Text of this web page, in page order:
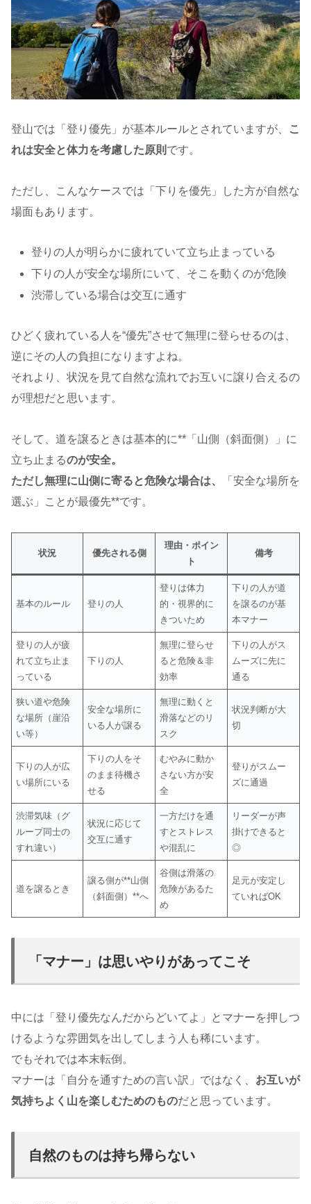
登山では「登り優先」が基本ルールとされていますが、
こ
れは安全と体力を考慮した原則 です。
ただし、こんなケースでは「下りを優先」した方が自然な
場面もあります。
登りの人が明らかに疲れていて立ち止まっている
下りの人が安全な場所にいて、そこを動くのが危険
渋滞している場合は交互に通す
ひどく疲れている人を“優先”させて無理に登らせるのは、
逆にその人の負担になりますよね。
それより、状況を見て自然な流れでお互いに譲り合えるの
が理想だと思います。
そして、道を譲るときは基本的に**「山側（斜面側）」に
立ち止まるのが安全。
ただし無理に山側に寄ると危険な場合は、
「安全な場所を
選ぶ」ことが最優先**です。
状況 優先される側
理由・ポイン
ト
備考
基本のルール 登りの人
登りは体力
的・視界的に
きついため
下りの人が道
を譲るのが基
本マナー
登りの人が疲
れて立ち止ま
っている
下りの人
無理に登らせ
ると危険＆非
効率
下りの人がス
ムーズに先に
通る
狭い道や危険
な場所（崖沿
い等）
安全な場所に
いる人が譲る
無理に動くと
滑落などのリ
スク
状況判断が大
切
下りの人が広
い場所にいる
下りの人をそ
のまま待機さ
せる
むやみに動か
さない方が安
全
登りがスムー
ズに通過
渋滞気味（グ
ループ同士の
すれ違い）
状況に応じて
交互に通す
一方だけを通
すとストレス
や混乱に
リーダーが声
掛けできると
◎
道を譲るとき
譲る側が**山側
（斜面側）**へ
谷側は滑落の
危険があるた
め
足元が安定し
ていればOK
「マナー」は思いやりがあってこそ
中には「登り優先なんだからどいてよ」とマナーを押しつ
けるような雰囲気を出してしまう人も稀にいます。
でもそれでは本末転倒。
マナーは「自分を通すための言い訳」ではなく、 お互いが
気持ちよく山を楽しむためのものだと思っています。
自然のものは持ち帰らない